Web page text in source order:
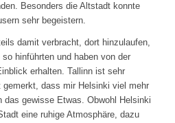
Besonders die Altstadt konnte
sehr begeistern.
damit verbracht, dort hinzulaufen,
hinführten und haben von der
erhalten. Tallinn ist sehr
dass mir Helsinki viel mehr
gewisse Etwas. Obwohl Helsinki
eine ruhige Atmosphäre, dazu